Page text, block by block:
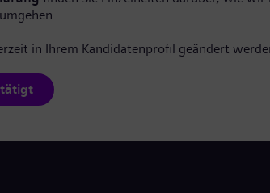
in Ihrem Kandidatenprofil geändert